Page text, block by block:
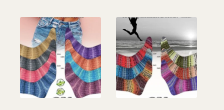
Optionen
können
auf
der
Produktseite
gewählt
werden
Die
Optionen
können
auf
der
Produktseite
gewählt
werden